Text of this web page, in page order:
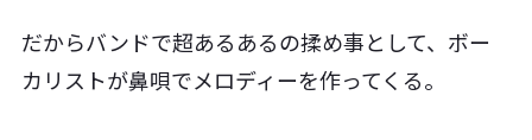
だからバンドで超あるあるの揉め事として、ボー
カリストが鼻唄でメロディーを作ってくる。